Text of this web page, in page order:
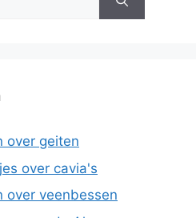
over geiten
over cavia's
over veenbessen